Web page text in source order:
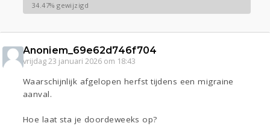
34.47% gewijzigd
Anoniem_69e62d746f704
vrijdag 23 januari 2026 om 18:43
Waarschijnlijk afgelopen herfst tijdens een migraine
aanval.
Hoe laat sta je doordeweeks op?